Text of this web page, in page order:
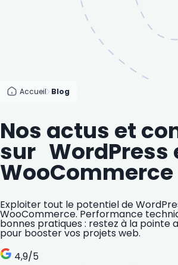
Accueil Blog
Nos actus et
sur WordPress
WooCommerce
Exploiter tout le potentiel de
WooCommerce. Performance
bonnes pratiques : restez à la pointe
pour booster vos projets web.
4,9/5